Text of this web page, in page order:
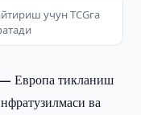
учун ТСGга
—Европа тикланиш
ва